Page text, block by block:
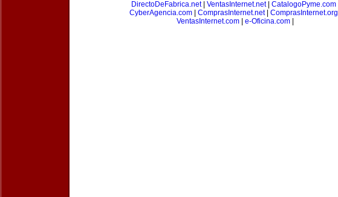
DirectoDeFabrica.net| VentasInternet.net| CatalogoPyme.com|
CyberAgencia.com| ComprasInternet.net| ComprasInternet.org
VentasInternet.com
e-Oficina.com